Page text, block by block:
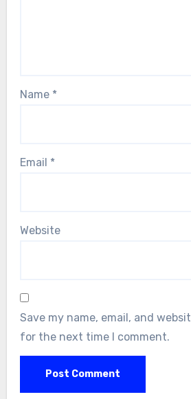
Name *
Email *
Website
Save my name, email, and
for the next time I comment.